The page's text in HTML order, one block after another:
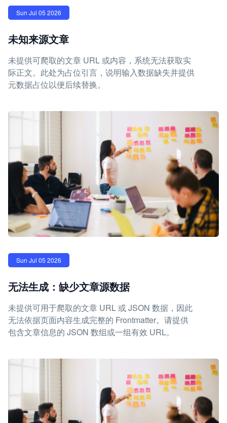
Sun Jul 05 2026
未知来源文章
未提供可爬取的文章 URL 或内容，系统无法获取实
际正文。此处为占位引言，说明输入数据缺失并提供
元数据占位以便后续替换。
Sun Jul 05 2026
无法生成：缺少文章源数据
未提供可用于爬取的文章 URL 或 JSON 数据，因此
无法依据页面内容生成完整的 Frontmatter。请提供
包含文章信息的 JSON 数组或一组有效 URL。